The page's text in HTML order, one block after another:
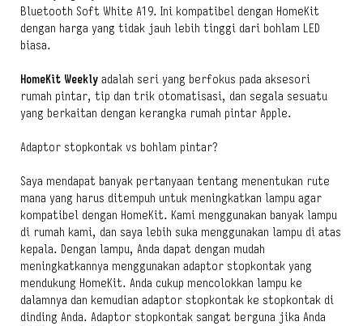
Bluetooth Soft White A19. Ini kompatibel dengan HomeKit
dengan harga yang tidak jauh lebih tinggi dari bohlam LED
biasa.
HomeKit Weekly adalah seri yang berfokus pada aksesori
rumah pintar, tip dan trik otomatisasi, dan segala sesuatu
yang berkaitan dengan kerangka rumah pintar Apple.
Adaptor stopkontak vs bohlam pintar?
Saya mendapat banyak pertanyaan tentang menentukan rute
mana yang harus ditempuh untuk meningkatkan lampu agar
kompatibel dengan HomeKit. Kami menggunakan banyak lampu
di rumah kami, dan saya lebih suka menggunakan lampu di atas
kepala. Dengan lampu, Anda dapat dengan mudah
meningkatkannya menggunakan adaptor stopkontak yang
mendukung HomeKit. Anda cukup mencolokkan lampu ke
dalamnya dan kemudian adaptor stopkontak ke stopkontak di
dinding Anda. Adaptor stopkontak sangat berguna jika Anda